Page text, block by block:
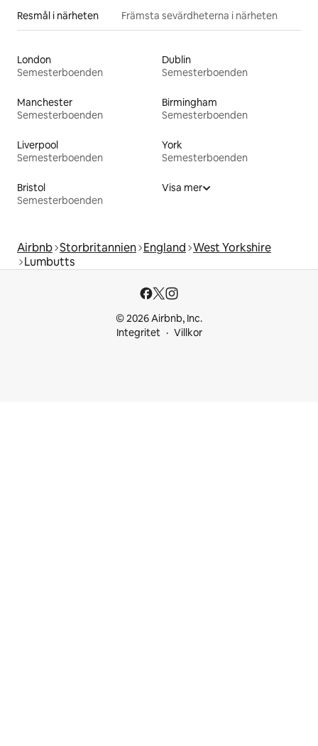
Resmål i närheten Främsta sevärdheterna i närheten
London
Semesterboenden
Dublin
Semesterboenden
Manchester
Semesterboenden
Birmingham
Semesterboenden
Liverpool
Semesterboenden
York
Semesterboenden
Bristol
Semesterboenden
Visa mer
Airbnb Storbritannien England West Yorkshire
Lumbutts
© 2026 Airbnb, Inc.
Integritet
Villkor